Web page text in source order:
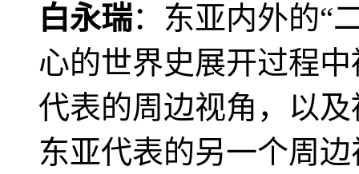
白永瑞：东亚内外的“
心的世界史展开过程
代表的周边视角，以
东亚代表的另一个周